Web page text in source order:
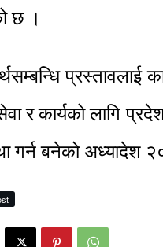
छ ।
प्रस्तावलाई
र कार्यको लागि
गर्न बनेको अध्यादेश